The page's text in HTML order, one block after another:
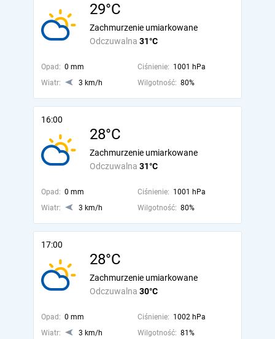
29°C
Odczuwalna 31°C
Zachmurzenie umiarkowane
Opad: 0 mm Ciśnienie: 1001 hPa
Wiatr:
3 km/h Wilgotność: 80%
16:00
28°C
Odczuwalna 31°C
Zachmurzenie umiarkowane
Opad: 0 mm Ciśnienie: 1001 hPa
Wiatr:
3 km/h Wilgotność: 80%
17:00
28°C
Odczuwalna 30°C
Zachmurzenie umiarkowane
Opad: 0 mm Ciśnienie: 1002 hPa
Wiatr:
3 km/h Wilgotność: 81%